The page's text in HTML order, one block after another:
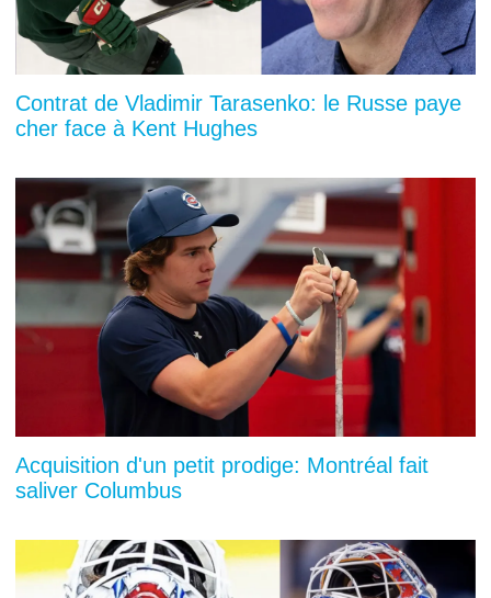
Contrat de Vladimir Tarasenko: le Russe paye
cher face à Kent Hughes
Acquisition d'un petit prodige: Montréal fait
saliver Columbus